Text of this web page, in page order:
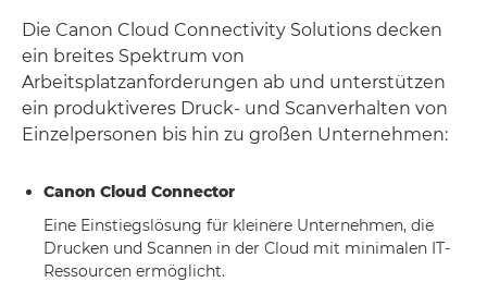
Die Canon Cloud Connectivity Solutions decken
ein breites Spektrum von
Arbeitsplatzanforderungen ab und unterstützen
ein produktiveres Druck- und Scanverhalten von
Einzelpersonen bis hin zu großen Unternehmen:
Canon Cloud Connector
Eine Einstiegslösung für kleinere Unternehmen, die
Drucken und Scannen in der Cloud mit minimalen IT-
Ressourcen ermöglicht.